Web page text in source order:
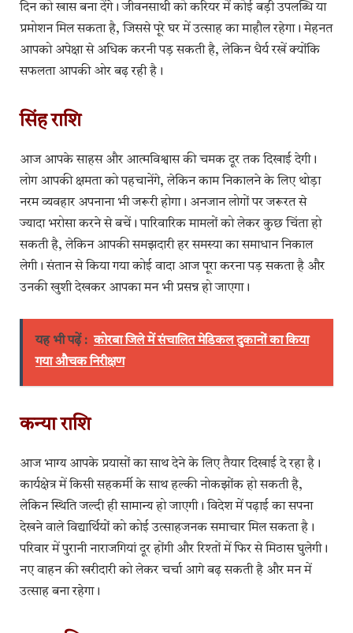
दिन को खास बना देंगे। जीवनसाथी को करियर में कोई बड़ी उपलब्धि या
प्रमोशन मिल सकता है, जिससे पूरे घर में उत्साह का माहौल रहेगा। मेहनत
आपको अपेक्षा से अधिक करनी पड़ सकती है, लेकिन धैर्य रखें क्योंकि
सफलता आपकी ओर बढ़ रही है।
सिंह राशि
आज आपके साहस और आत्मविश्वास की चमक दूर तक दिखाई देगी।
लोग आपकी क्षमता को पहचानेंगे, लेकिन काम निकालने के लिए थोड़ा
नरम व्यवहार अपनाना भी जरूरी होगा। अनजान लोगों पर जरूरत से
ज्यादा भरोसा करने से बचें। पारिवारिक मामलों को लेकर कुछ चिंता हो
सकती है, लेकिन आपकी समझदारी हर समस्या का समाधान निकाल
लेगी। संतान से किया गया कोई वादा आज पूरा करना पड़ सकता है और
उनकी खुशी देखकर आपका मन भी प्रसन्न हो जाएगा।
यह भी पढ़ें : कोरबा जिले में संचालित मेडिकल दुकानों का किया
गया औचक निरीक्षण
कन्या राशि
आज भाग्य आपके प्रयासों का साथ देने के लिए तैयार दिखाई दे रहा है।
कार्यक्षेत्र में किसी सहकर्मी के साथ हल्की नोकझोंक हो सकती है,
लेकिन स्थिति जल्दी ही सामान्य हो जाएगी। विदेश में पढ़ाई का सपना
देखने वाले विद्यार्थियों को कोई उत्साहजनक समाचार मिल सकता है।
परिवार में पुरानी नाराजगियां दूर होंगी और रिश्तों में फिर से मिठास घुलेगी।
नए वाहन की खरीदारी को लेकर चर्चा आगे बढ़ सकती है और मन में
उत्साह बना रहेगा।